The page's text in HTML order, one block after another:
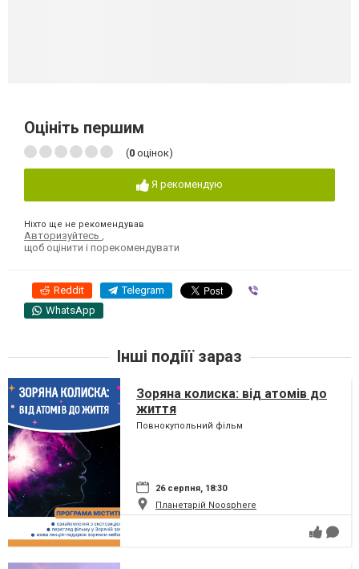
Оцініть першим
(0 оцінок)
Я рекомендую
Ніхто ще не рекомендував
Авторизуйтесь
щоб оцінити і порекомендувати
Reddit Telegram
WhatsApp
Інші подіїї зараз
Зоряна колиска: від атомів до
життя
Повнокупольний фільм
26 серпня, 18:30
Планетарій Noosphere